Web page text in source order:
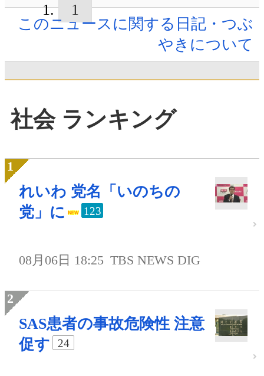
1
このニュースに関する日記・つぶ
やきについて
社会 ランキング
れいわ 党名「いのちの
党」に
123
08月06日 18:25 TBS NEWS DIG
SAS患者の事故危険性 注意
促す
24